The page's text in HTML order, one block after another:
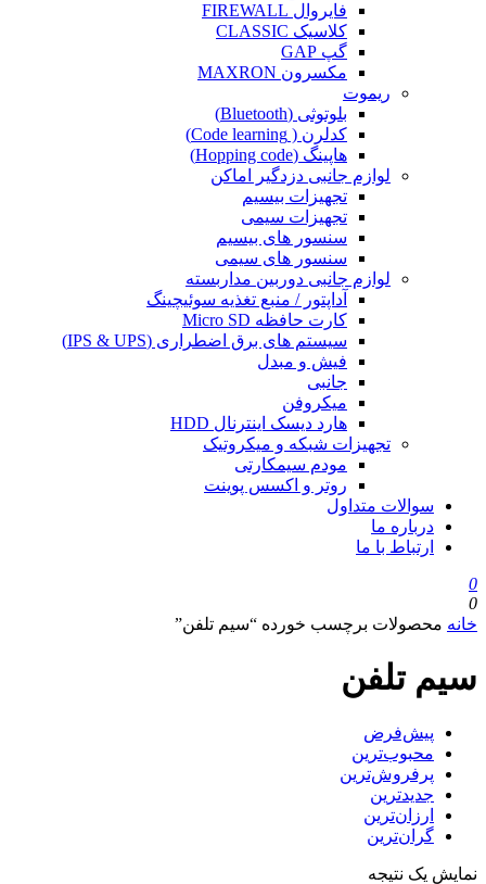
فایروال FIREWALL
کلاسیک CLASSIC
گپ GAP
مکسرون MAXRON
ریموت
بلوتوثی (Bluetooth)
کدلرن ( Code learning)
هاپینگ (Hopping code)
لوازم جانبی دزدگیر اماکن
تجهیزات بیسیم
تجهیزات سیمی
سنسور های بیسیم
سنسور های سیمی
لوازم جانبی دوربین مداربسته
آداپتور / منبع تغذیه سوئیچینگ
کارت حافظه Micro SD
سیستم های برق اضطراری (IPS & UPS)
فیش و مبدل
جانبی
میکروفن
هارد دیسک اینترنال HDD
تجهیزات شبکه و میکروتیک
مودم سیمکارتی
روتر و اکسس پوینت
سوالات متداول
درباره ما
ارتباط با ما
0
0
خانه محصولات برچسب خورده “سیم تلفن”
سیم تلفن
پیش‌فرض
محبوب‌ترین
پرفروش‌ترین
جدیدترین
ارزان‌ترین
گران‌ترین
نمایش یک نتیجه